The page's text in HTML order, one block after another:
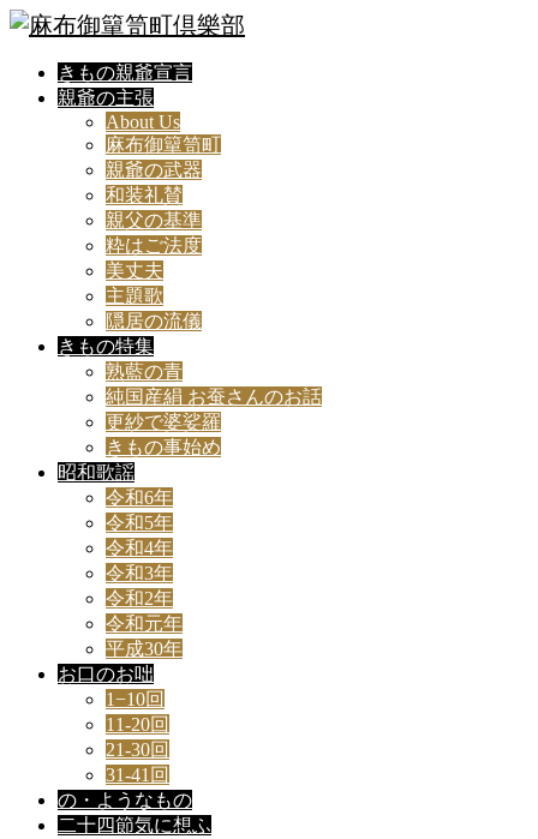
きもの親爺宣言
親爺の主張
About Us
麻布御簞笥町
親爺の武器
和装礼賛
親父の基準
粋はご法度
美丈夫
主題歌
隠居の流儀
きもの特集
熟藍の青
純国産絹 お蚕さんのお話
更紗で婆娑羅
きもの事始め
昭和歌謡
令和6年
令和5年
令和4年
令和3年
令和2年
令和元年
平成30年
お口のお咄
1−10回
11-20回
21-30回
31-41回
の・ようなもの
二十四節気に想ふ